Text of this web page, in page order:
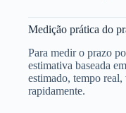
Medição prática do
Para medir o prazo
estimativa baseada
estimado, tempo
rapidamente.